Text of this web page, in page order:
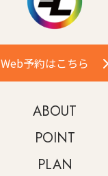
Web予約はこちら
ABOUT
POINT
PLAN